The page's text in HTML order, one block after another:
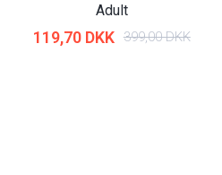
Adult
119,70 DKK 399,00 DKK